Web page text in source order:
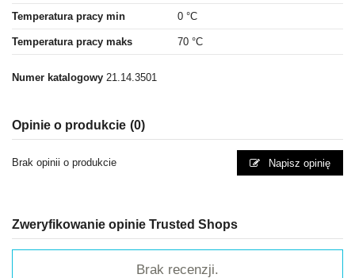
Temperatura pracy min 0 °C
Temperatura pracy maks 70 °C
Numer katalogowy 21.14.3501
Opinie o produkcie (0)
Brak opinii o produkcie Napisz opinię
Zweryfikowanie opinie Trusted Shops
Brak recenzji.